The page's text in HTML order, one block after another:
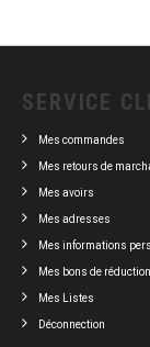
SERVICE
Mes commandes
Mes retours de
Mes avoirs
Mes adresses
Mes informations
Mes bons de
Mes Listes
Déconnection